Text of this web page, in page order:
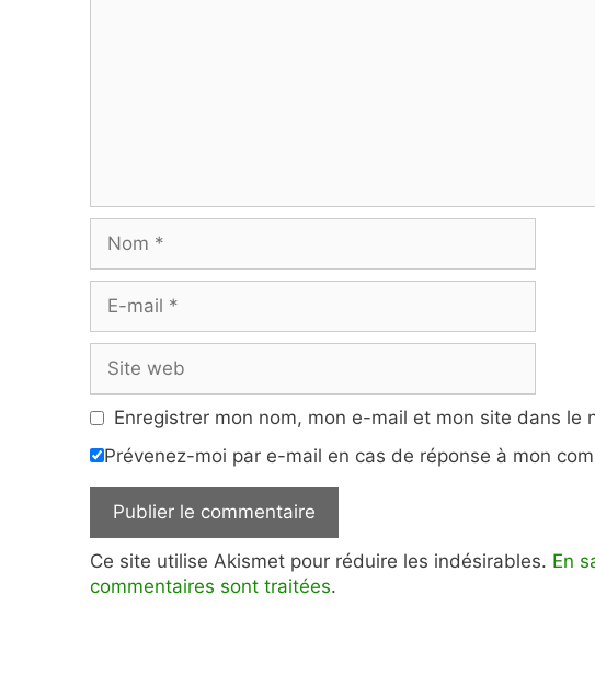
mail
web
Enregistrer mon nom, mon e-mail et mon site dans le
Prévenez-moi par e-mail en cas de réponse à mon
Ce site utilise Akismet pour réduire les indésirables. En
commentaires sont traitées.